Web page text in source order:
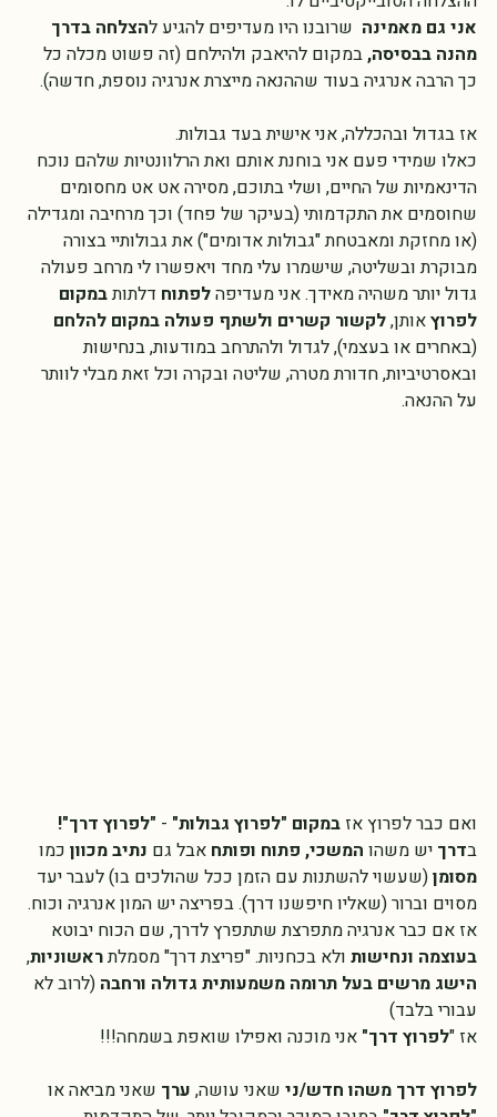
ההצלחה הסובייקטיביים לו.
אני גם מאמינה שרובנוהיו מעדיפים להגיע להצלחה בדרך
מהנה בבסיסה, במקום להיאבק ולהילחם (זה פשוט מכלה כל
אז בגדול ובהכללה, אני אישית בעד גבולות.
כאלו שמידי פעם אני בוחנת אותם ואת הרלוונטיות שלהם נוכח
הדינאמיות של החיים, ושלי בתוכם, מסירה אט אט מחסומים
שחוסמים את התקדמותי (בעיקר של פחד) וכך מרחיבה ומגדילה
(או מחזקת ומאבטחת "גבולות אדומים") את גבולותיי בצורה
מבוקרת ובשליטה, שישמרו עלי מחד ויאפשרו לי מרחב פעולה
גדול יותר משהיה מאידך. אני מעדיפה לפתוח דלתות במקום
לפרוץ אותן, לקשור קשרים ולשתף פעולה במקום להלחם
(באחרים או בעצמי), לגדול ולהתרחב במודעות, בנחישות
ובאסרטיביות, חדורת מטרה, שליטה ובקרה וכל זאת מבלי לוותר
ואם כבר לפרוץ אז במקום "לפרוץ גבולות" - "לפרוץ דרך"!
בדרך יש משהו המשכי, פתוח ופותח אבל גם נתיב מכוון כמו
מסומן (שעשוי להשתנות עם הזמן ככל שהולכים בו) לעבר יעד
מסוים וברור (שאליו חיפשנו דרך). בפריצה יש המון אנרגיה וכוח.
אז אם כבר אנרגיה מתפרצת שתתפרץ לדרך, שם הכוח יבוטא
בעוצמה ונחישות ולא בכחניות. "פריצת דרך" מסמלת ראשוניות
הישג מרשים בעל תרומה משמעותית גדולה ורחבה
עבורי בלבד)